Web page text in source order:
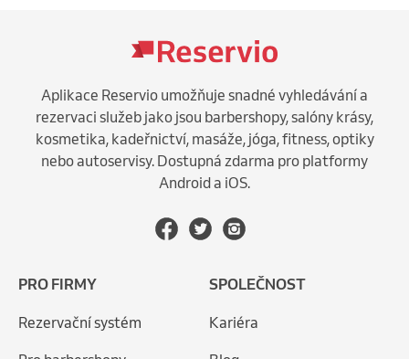
Aplikace Reservio umožňuje snadné vyhledávání a
rezervaci služeb jako jsou barbershopy, salóny krásy,
kosmetika, kadeřnictví, masáže, jóga, fitness, optiky
nebo autoservisy. Dostupná zdarma pro platformy
Android a iOS.
PRO FIRMY
Rezervační systém
SPOLEČNOST
Kariéra